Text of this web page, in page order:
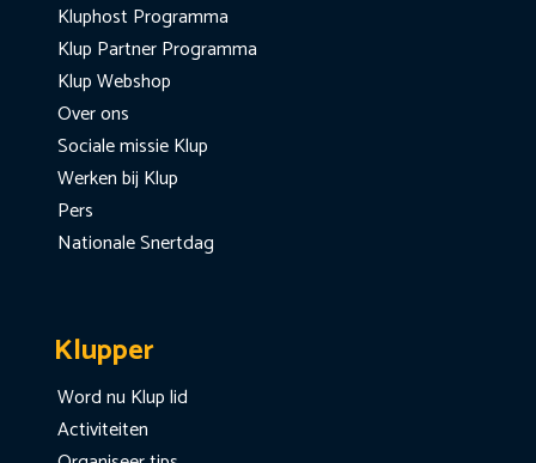
Kluphost Programma
Klup Partner Programma
Klup Webshop
Over ons
Sociale missie Klup
Werken bij Klup
Pers
Nationale Snertdag
Klupper
Word nu Klup lid
Activiteiten